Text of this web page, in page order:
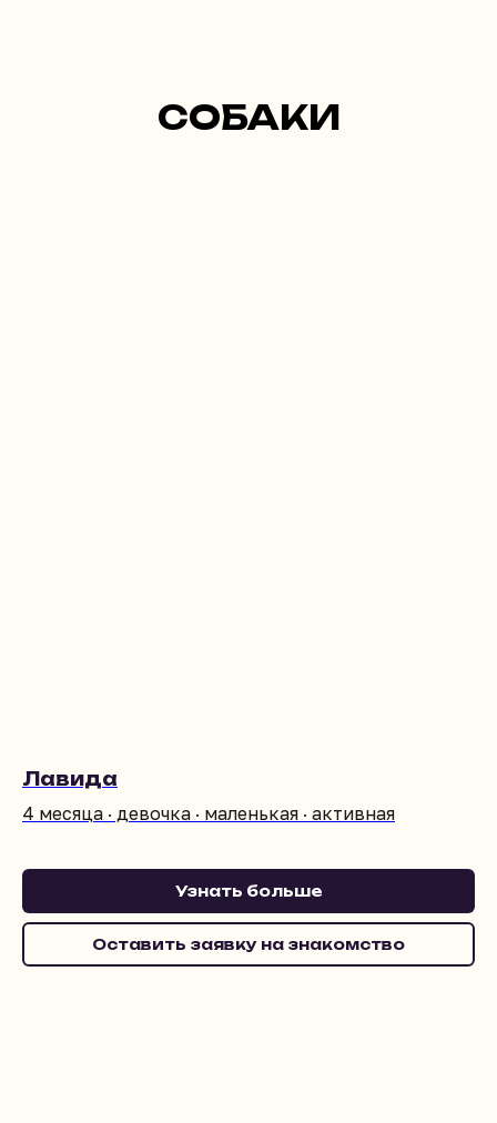
СОБАКИ
Лавида
4 месяца · девочка · маленькая · активная
Узнать больше
Оставить заявку на знакомство